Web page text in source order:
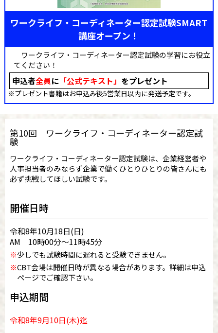
ワークライフ・コーディネーター認定試験SMART
講座オープン！
ワークライフ・コーディネーター認定試験の学習にお役立
てください！
申込者全員に 「公式テキスト」 をプレゼント
※プレゼント書籍はお申込み後5営業日以内に発送予定です。
第10回 ワークライフ・コーディネーター認定試
験
ワークライフ・コーディネーター認定試験は、企業経営者や
人事担当者のみならず企業で働くひとりひとりの皆さんにも
必ず挑戦してほしい試験です。
開催日時
令和8年10月18日(日)
AM 10時00分～11時45分
※少しでも試験時間に遅れると受験できません。
※CBT会場は開催日時が異なる場合があります。詳細は申込
ページでご確認下さい。
申込期間
令和8年9月10日(木)迄